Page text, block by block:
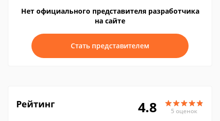
Нет официального представителя разработчика
на сайте
Стать представителем
Рейтинг 4.8 5 оценок